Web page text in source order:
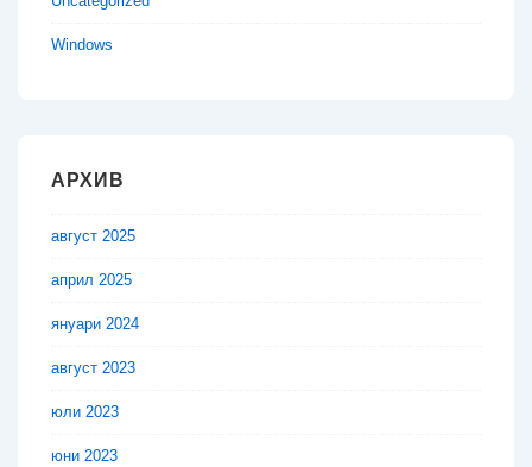
Windows
АРХИВ
август 2025
април 2025
януари 2024
август 2023
юли 2023
юни 2023